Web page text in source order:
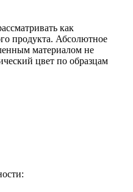
как
продукта. Абсолютное
материалом не
цвет по образцам